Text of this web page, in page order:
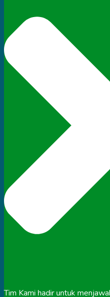
Tim Kami hadir untuk